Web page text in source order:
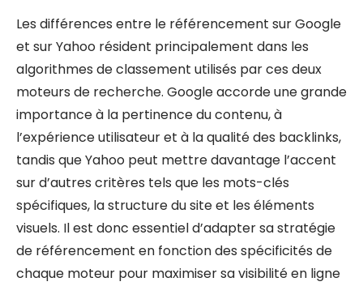
Les différences entre le référencement sur Google
et sur Yahoo résident principalement dans les
algorithmes de classement utilisés par ces deux
moteurs de recherche. Google accorde une grande
importance à la pertinence du contenu, à
l’expérience utilisateur et à la qualité des backlinks,
tandis que Yahoo peut mettre davantage l’accent
sur d’autres critères tels que les mots-clés
spécifiques, la structure du site et les éléments
visuels. Il est donc essentiel d’adapter sa stratégie
de référencement en fonction des spécificités de
chaque moteur pour maximiser sa visibilité en ligne